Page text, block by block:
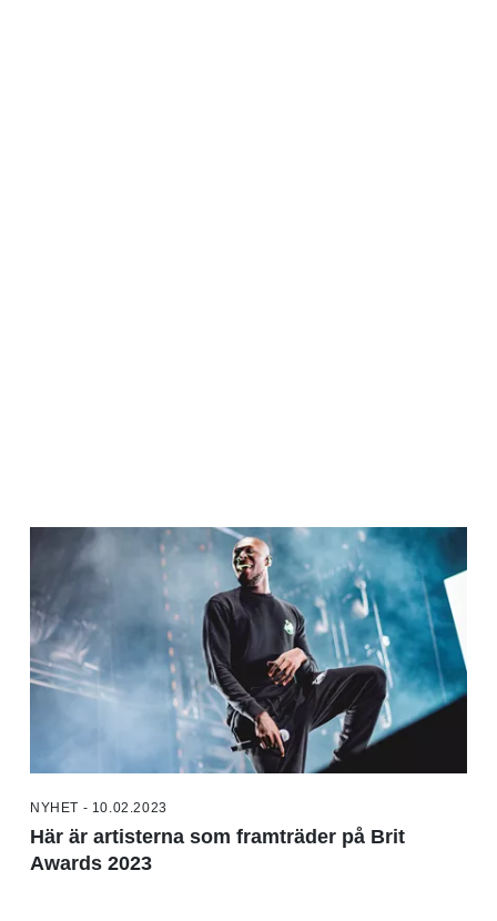
NYHET - 10.02.2023
Här är artisterna som framträder på Brit
Awards 2023